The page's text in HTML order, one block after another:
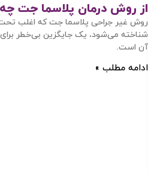
از روش درمان پلاسما جت
روش غیر جراحی پلاسما جت که اغلب
شناخته می‌شود، یک جایگزین بی‌خطر
آن است.
ادامه مطلب »
با شماره موبایل